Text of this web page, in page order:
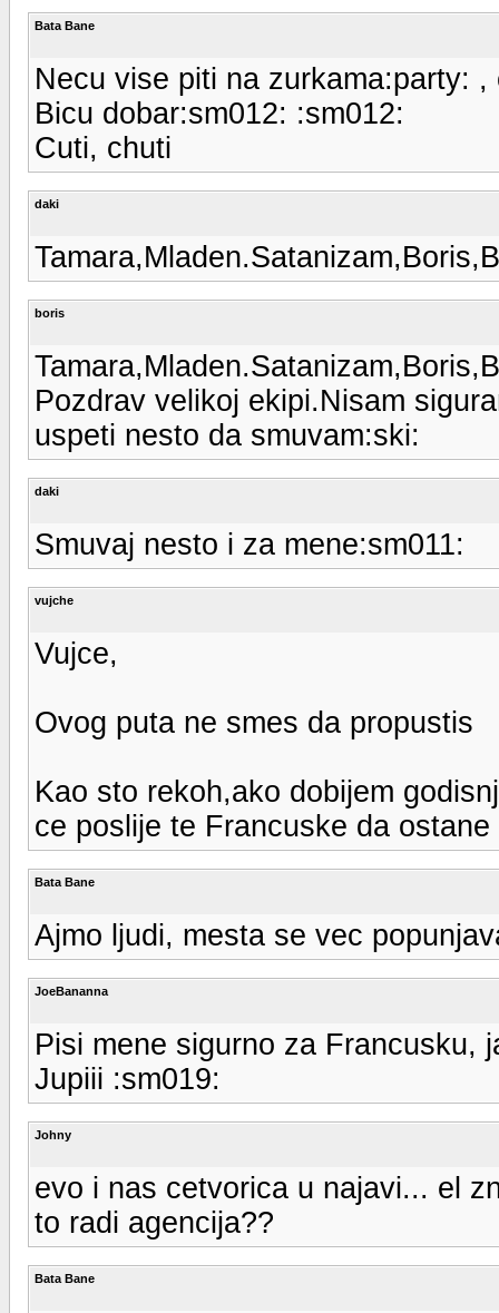
Bata Bane
Necu vise piti na zurkama:party:
Bicu dobar:sm012: :sm012:
Cuti, chuti
daki
boris
Pozdrav velikoj ekipi.Nisam
uspeti nesto da smuvam:ski:
daki
Smuvaj nesto i za mene:sm011:
vujche
Vujce,
Ovog puta ne smes da propustis
Kao sto rekoh,ako dobijem
ce poslije te Francuske da
Bata Bane
Ajmo ljudi, mesta se vec
JoeBananna
Pisi mene sigurno za Francusku,
Jupiii :sm019:
Johny
evo i nas cetvorica u najavi... el
to radi agencija??
Bata Bane